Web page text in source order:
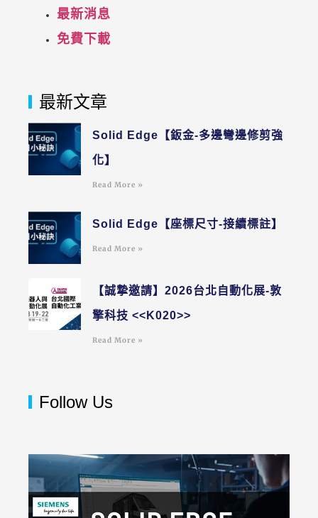
最新消息
免費下載
最新文章
Solid Edge【鈑金-多邊彎邊修剪強
化】
Read More »
Solid Edge【座標尺寸-接續標註】
Read More »
【誠摯邀請】2026台北自動化展-敦
擎科技 <<K020>>
Read More »
Follow Us